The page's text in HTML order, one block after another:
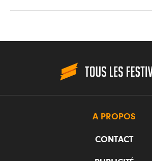
A PROPOS
CONTACT